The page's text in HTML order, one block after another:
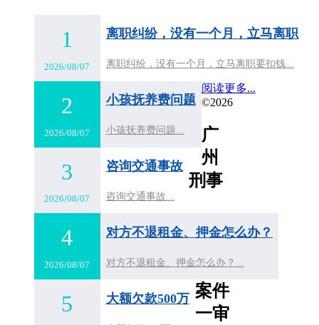
1
2026/08/07
离职纠纷，没有一个月，立马离职
离职纠纷，没有一个月，立马离职要扣钱...
2
2026/08/07
小孩抚养费问题
小孩抚养费问题...
3
2026/08/07
咨询交通事故
咨询交通事故...
4
2026/08/07
对方不退租金、押金怎么办？
对方不退租金、押金怎么办？...
5 大额欠款500万
阅读更多...
©2026
广
州
刑事
案件
一审